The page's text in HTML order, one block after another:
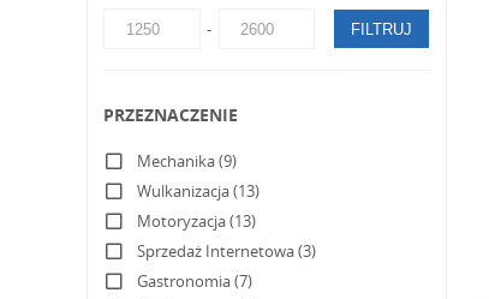
FILTRUJ
PRZEZNACZENIE
Mechanika (9)
Wulkanizacja (13)
Motoryzacja (13)
Sprzedaż Internetowa (3)
Gastronomia (7)